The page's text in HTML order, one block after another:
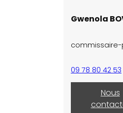
Gwenola
commissaire-
09 78 80 42 53
Nous